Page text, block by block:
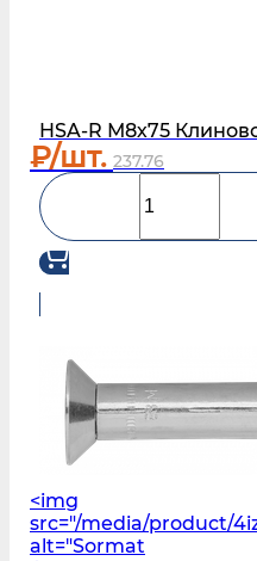
HSA-R М8х75
₽/шт. 237.76
<img
src="/media/product/
alt="Sormat